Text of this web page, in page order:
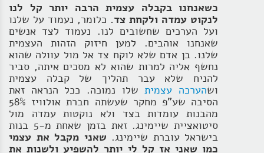
כשאנחנו בקבלה עצמית הרבה יותר קל לנו
לנקוט עמדה ולקחת צד. כלומר, נעמוד על שלנו
ועל הערכים שחשובים לנו. נעמוד לצד אנשים
שאנחנו אוהבים. למען חיזוק הזהות העצמית
שלנו. בן אדם שלא לוקח צד אל מול עוולה שהוא
נחשף אליה למרות שהוא לא מסכים איתה, סביר
להניח שלא עבר תהליך של קבלה עצמית
ושהערכה עצמיתשלו נמוכה. ככל הנראה זאת
הסיבה שע"פ מחקר שעשתה חברת אולוויז 58%
מהבנות עומדות בצד ולא נוקטות עמדה מול
סיטואציית שיימינג. זאת בזמן שאחת מ-5 בנות
בישראל עוברת שיימינג. שאני מקבל את עצמי
כמו שאני אז קל לי יותר להשפיע ולשנות את